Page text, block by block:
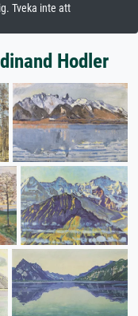
Tveka inte att
Hodler